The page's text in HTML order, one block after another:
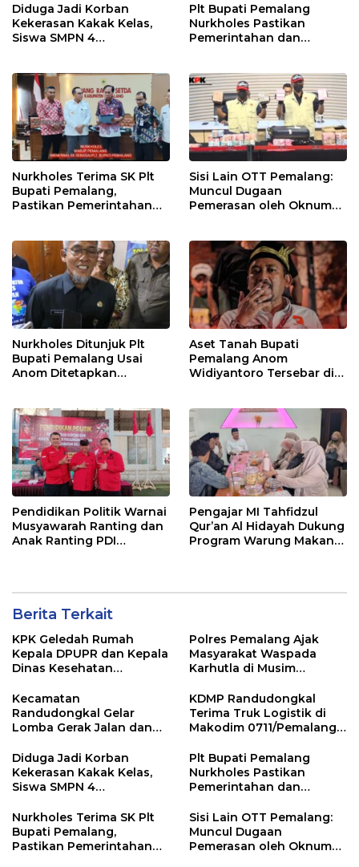
Diduga Jadi Korban
Kekerasan Kakak Kelas,
Siswa SMPN 4
Plt Bupati Pemalang
Nurkholes Pastikan
Pemerintahan dan
Nurkholes Terima SK Plt
Bupati Pemalang,
Pastikan Pemerintahan
Sisi Lain OTT Pemalang:
Muncul Dugaan
Pemerasan oleh Oknum
Nurkholes Ditunjuk Plt
Bupati Pemalang Usai
Anom Ditetapkan
Aset Tanah Bupati
Pemalang Anom
Widiyantoro Tersebar di
Pendidikan Politik Warnai
Musyawarah Ranting dan
Anak Ranting PDI
Pengajar MI Tahfidzul
Qur’an Al Hidayah Dukung
Program Warung Makan
Berita Terkait
KPK Geledah Rumah
Kepala DPUPR dan Kepala
Dinas Kesehatan
Polres Pemalang Ajak
Masyarakat Waspada
Karhutla di Musim
Kecamatan
Randudongkal Gelar
Lomba Gerak Jalan dan
HUT RI ke-81
KDMP Randudongkal
Terima Truk Logistik di
Makodim 0711/Pemalang
Desa
Diduga Jadi Korban
Kekerasan Kakak Kelas,
Siswa SMPN 4
Dunia
Plt Bupati Pemalang
Nurkholes Pastikan
Pemerintahan dan
Berjalan
Nurkholes Terima SK Plt
Bupati Pemalang,
Pastikan Pemerintahan
Sisi Lain OTT Pemalang:
Muncul Dugaan
Pemerasan oleh Oknum